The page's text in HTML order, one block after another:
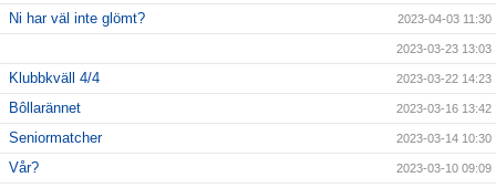
Ni har väl inte glömt? 2023-04-03 11:30
2023-03-23 13:03
Klubbkväll 4/4 2023-03-22 14:23
Bôllarännet 2023-03-16 13:42
Seniormatcher 2023-03-14 10:30
Vår? 2023-03-10 09:09